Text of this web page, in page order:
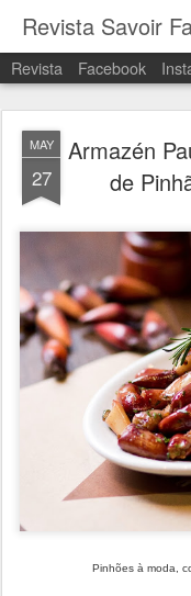
Revista Savoir
Revista Facebook
MAY
27
Armazén
de
Pinhões à moda,